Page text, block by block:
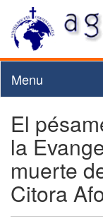
Menu
El
la
muerte
Citora